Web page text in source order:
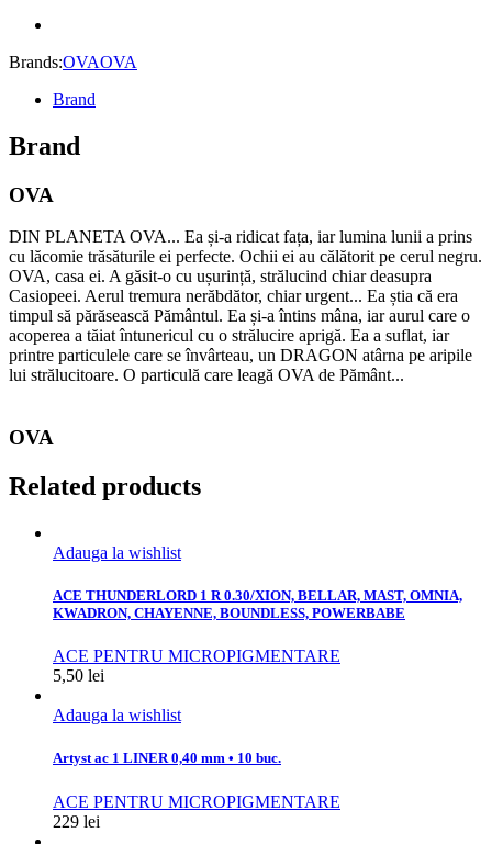
Brands:OVAOVA
Brand
Brand
OVA
DIN PLANETA OVA... Ea și-a ridicat fața, iar lumina lunii a prins
cu lăcomie trăsăturile ei perfecte. Ochii ei au călătorit pe cerul negru.
OVA, casa ei. A găsit-o cu ușurință, strălucind chiar deasupra
Casiopeei. Aerul tremura nerăbdător, chiar urgent... Ea știa că era
timpul să părăsească Pământul. Ea și-a întins mâna, iar aurul care o
acoperea a tăiat întunericul cu o strălucire aprigă. Ea a suflat, iar
printre particulele care se învârteau, un DRAGON atârna pe aripile
lui strălucitoare. O particulă care leagă OVA de Pământ...
OVA
Related products
Adauga la wishlist
ACE THUNDERLORD 1 R 0.30/XION, BELLAR, MAST, OMNIA,
KWADRON, CHAYENNE, BOUNDLESS, POWERBABE
ACE PENTRU MICROPIGMENTARE
5,50 lei
Adauga la wishlist
Artyst ac 1 LINER 0,40 mm • 10 buc.
ACE PENTRU MICROPIGMENTARE
229 lei